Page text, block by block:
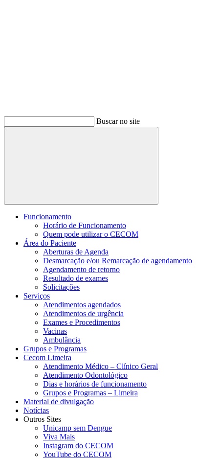
Buscar no site
Buscar
Funcionamento
Horário de Funcionamento
Quem pode utilizar o CECOM
Área do Paciente
Aberturas de Agenda
Desmarcação e/ou Remarcação de agendamento
Agendamento de retorno
Resultado de exames
Solicitações
Serviços
Atendimentos agendados
Atendimentos de urgência
Exames e Procedimentos
Vacinas
Ambulância
Grupos e Programas
Cecom Limeira
Atendimento Médico – Clínico Geral
Atendimento Odontológico
Dias e horários de funcionamento
Grupos e Programas – Limeira
Material de divulgação
Notícias
Outros Sites
Unicamp sem Dengue
Viva Mais
Instagram do CECOM
YouTube do CECOM